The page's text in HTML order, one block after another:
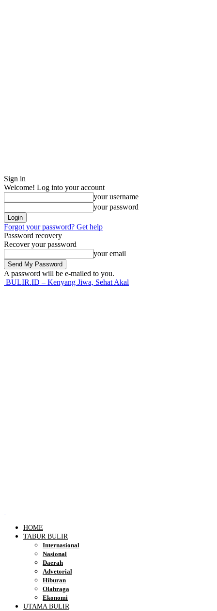
Sign in
Welcome! Log into your account
your username
your password
Forgot your password? Get help
Password recovery
Recover your password
your email
A password will be e-mailed to you.
BULIR.ID – Kenyang Jiwa, Sehat Akal
HOME
TABUR BULIR
Internasional
Nasional
Daerah
Advetorial
Hiburan
Olahraga
Ekonomi
UTAMA BULIR